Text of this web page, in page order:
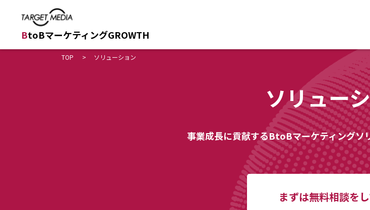
BtoBマーケティングGROWTH
TOP ソリューション
ソリュー
事業成長に貢献するBtoBマーケティングソ
まずは無料相談を